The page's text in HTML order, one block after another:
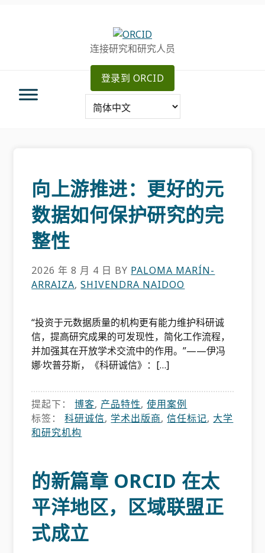
连接研究和研究人员
登录到 ORCID
向上游推进：更好的元
数据如何保护研究的完
整性
2026 年 8 月 4 日 BY PALOMA MARÍN-
ARRAIZA,SHIVENDRA NAIDOO
“投资于元数据质量的机构更有能力维护科研诚
信，提高研究成果的可发现性，简化工作流程，
并加强其在开放学术交流中的作用。”——伊冯
娜·坎普芬斯，《科研诚信》：[…]
提起下：博客, 产品特性,使用案例
标签：科研诚信, 学术出版商,信任标记, 大学
和研究机构
的新篇章 ORCID 在太
平洋地区，区域联盟正
式成立